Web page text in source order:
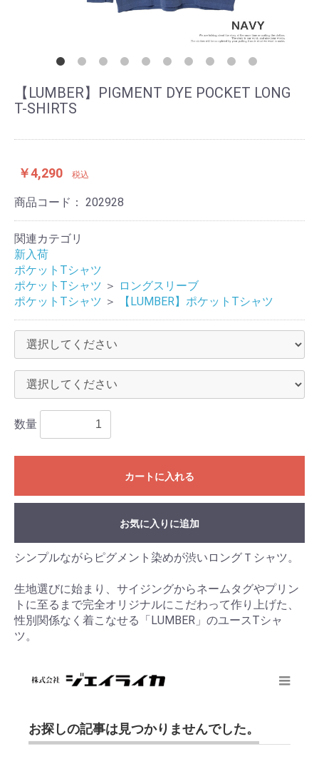
【LUMBER】PIGMENT DYE POCKET LONG
T-SHIRTS
￥4,290 税込
商品コード： 202928
関連カテゴリ
新入荷
ポケットTシャツ
ポケットTシャツ ＞ ロングスリーブ
ポケットTシャツ ＞ 【LUMBER】ポケットTシャツ
数量
カートに入れる
お気に入りに追加
シンプルながらピグメント染めが渋いロングＴシャツ。
生地選びに始まり、サイジングからネームタグやプリン
トに至るまで完全オリジナルにこだわって作り上げた、
性別関係なく着こなせる「LUMBER」のユースTシャ
ツ。